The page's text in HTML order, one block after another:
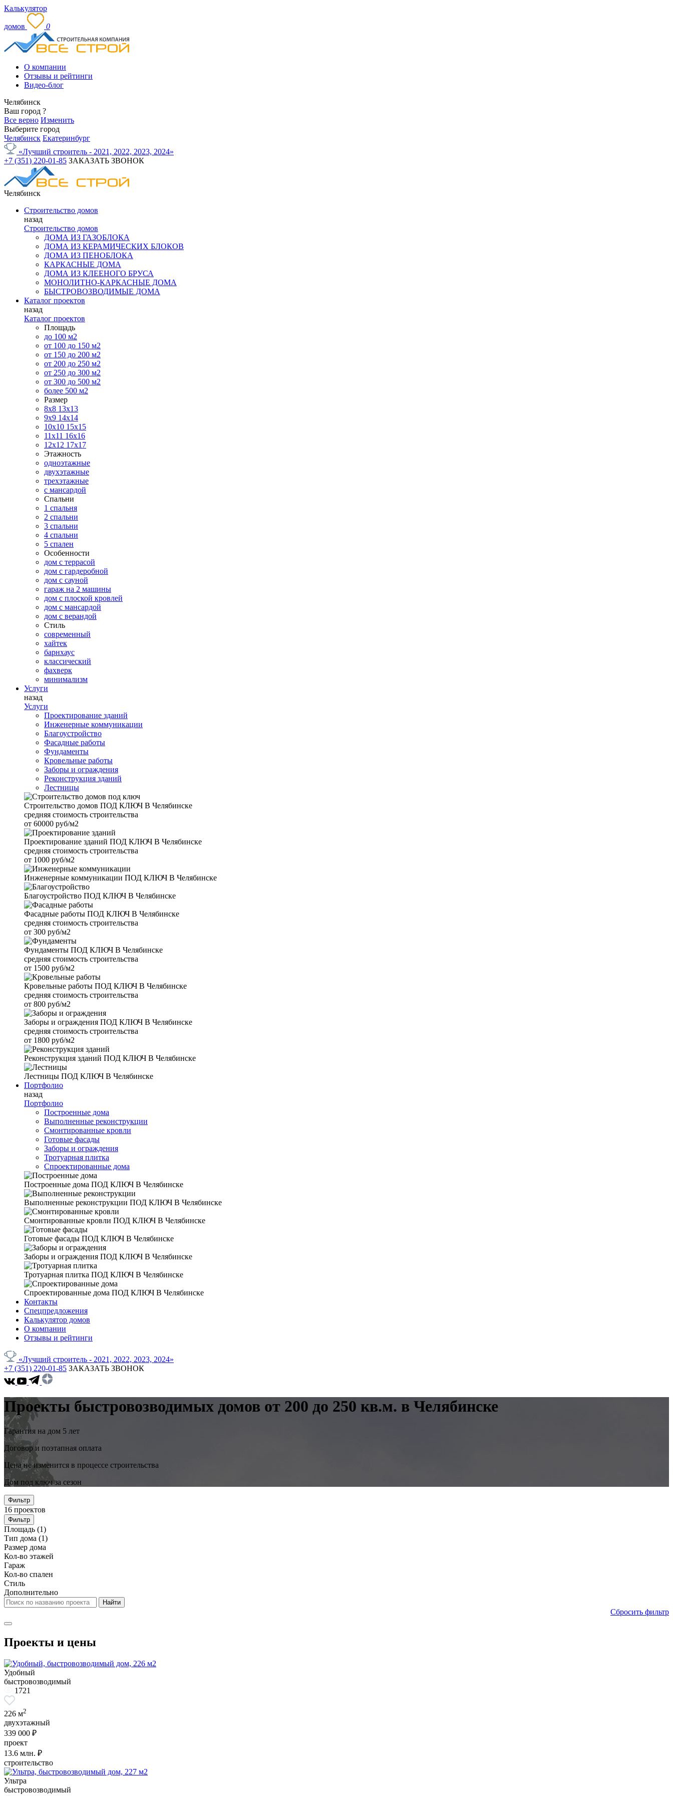
Калькулятор
домов 0
О компании
Отзывы и рейтинги
Видео-блог
Челябинск
Ваш город ?
Все верно Изменить
Выберите город
Челябинск Екатеринбург
«Лучший строитель - 2021, 2022, 2023, 2024»
+7 (351) 220-01-85 ЗАКАЗАТЬ ЗВОНОК
Челябинск
Строительство домов
назад
Строительство домов
ДОМА ИЗ ГАЗОБЛОКА
ДОМА ИЗ КЕРАМИЧЕСКИХ БЛОКОВ
ДОМА ИЗ ПЕНОБЛОКА
КАРКАСНЫЕ ДОМА
ДОМА ИЗ КЛЕЕНОГО БРУСА
МОНОЛИТНО-КАРКАСНЫЕ ДОМА
БЫСТРОВОЗВОДИМЫЕ ДОМА
Каталог проектов
назад
Каталог проектов
Площадь
до 100 м2
от 100 до 150 м2
от 150 до 200 м2
от 200 до 250 м2
от 250 до 300 м2
от 300 до 500 м2
более 500 м2
Размер
8х8 13х13
9х9 14х14
10х10 15х15
11x11 16х16
12х12 17х17
Этажность
одноэтажные
двухэтажные
трехэтажные
с мансардой
Спальни
1 спальня
2 спальни
3 спальни
4 спальни
5 спален
Особенности
дом с террасой
дом с гардеробной
дом с сауной
гараж на 2 машины
дом с плоской кровлей
дом с мансардой
дом с верандой
Стиль
современный
хайтек
барнхаус
классический
фахверк
минимализм
Услуги
назад
Услуги
Проектирование зданий
Инженерные коммуникации
Благоустройство
Фасадные работы
Фундаменты
Кровельные работы
Заборы и ограждения
Реконструкция зданий
Лестницы
Строительство домов ПОД КЛЮЧ В Челябинске
средняя стоимость строительства
от 60000 руб/м2
Проектирование зданий ПОД КЛЮЧ В Челябинске
средняя стоимость строительства
от 1000 руб/м2
Инженерные коммуникации ПОД КЛЮЧ В Челябинске
Благоустройство ПОД КЛЮЧ В Челябинске
Фасадные работы ПОД КЛЮЧ В Челябинске
средняя стоимость строительства
от 300 руб/м2
Фундаменты ПОД КЛЮЧ В Челябинске
средняя стоимость строительства
от 1500 руб/м2
Кровельные работы ПОД КЛЮЧ В Челябинске
средняя стоимость строительства
от 800 руб/м2
Заборы и ограждения ПОД КЛЮЧ В Челябинске
средняя стоимость строительства
от 1800 руб/м2
Реконструкция зданий ПОД КЛЮЧ В Челябинске
Лестницы ПОД КЛЮЧ В Челябинске
Портфолио
назад
Портфолио
Построенные дома
Выполненные реконструкции
Смонтированные кровли
Готовые фасады
Заборы и ограждения
Тротуарная плитка
Спроектированные дома
Построенные дома ПОД КЛЮЧ В Челябинске
Выполненные реконструкции ПОД КЛЮЧ В Челябинске
Смонтированные кровли ПОД КЛЮЧ В Челябинске
Готовые фасады ПОД КЛЮЧ В Челябинске
Заборы и ограждения ПОД КЛЮЧ В Челябинске
Тротуарная плитка ПОД КЛЮЧ В Челябинске
Спроектированные дома ПОД КЛЮЧ В Челябинске
Контакты
Спецпредложения
Калькулятор домов
О компании
Отзывы и рейтинги
«Лучший строитель - 2021, 2022, 2023, 2024»
+7 (351) 220-01-85 ЗАКАЗАТЬ ЗВОНОК
Проекты быстровозводимых домов от 200 до 250 кв.м. в Челябинске
Гарантия на дом 5 лет
Договор и поэтапная оплата
Цена не изменится в процессе строительства
Дом под ключ за сезон
Фильтр
16 проектов
Фильтр
Площадь (1)
Тип дома (1)
Размер дома
Кол-во этажей
Гараж
Кол-во спален
Стиль
Дополнительно
Сбросить фильтр
Проекты и цены
Удобный
быстровозводимый
1721
226 м2
двухэтажный
339 000 ₽
проект
13.6 млн. ₽
строительство
Ультра
быстровозводимый